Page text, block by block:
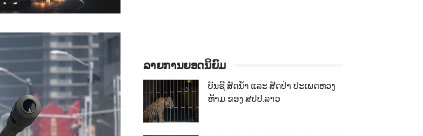
ລາຍການຍອດນິຍົມ
ບັນຊີ ສັດນ້ຳ ແລະ ສັດປ່າ ປະເພດຫວງ
ຫ້າມ ຂອງ ສປປ.ລາວ